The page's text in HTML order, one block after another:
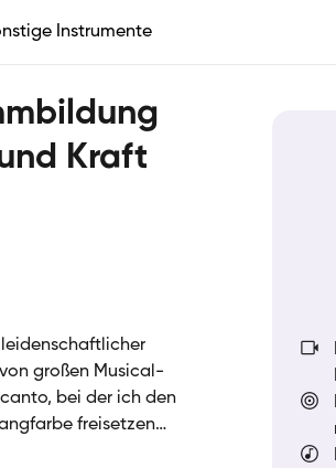
Instrumente
Kraft
großen Musical-
bei der ich den
freisetzen